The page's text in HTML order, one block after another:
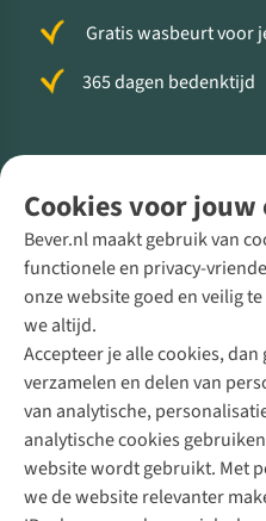
Cookies voor
Bever.nl maakt gebruik van
functionele en privacy-
onze website goed en veilig
we altijd.
Accepteer je alle cookies,
verzamelen en delen van
van analytische,
analytische cookies
website wordt gebruikt. Met
we de website relevanter
Gratis wasbeurt voor
365 dagen bedenktijd
Direct advies van een
+31 (0)85 888 50 88
+31 6 12 28 49 80
Contactformulier